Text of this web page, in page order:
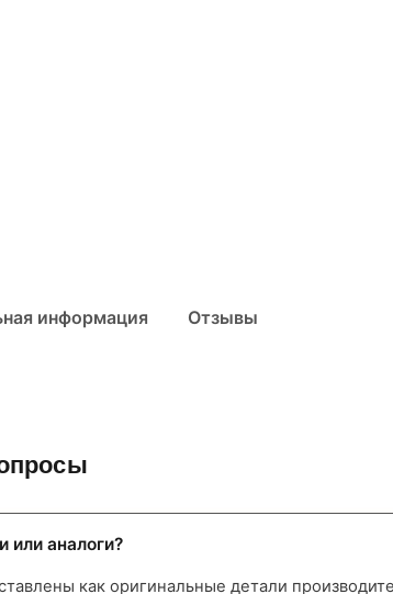
информация Отзывы
или аналоги?
как оригинальные детали